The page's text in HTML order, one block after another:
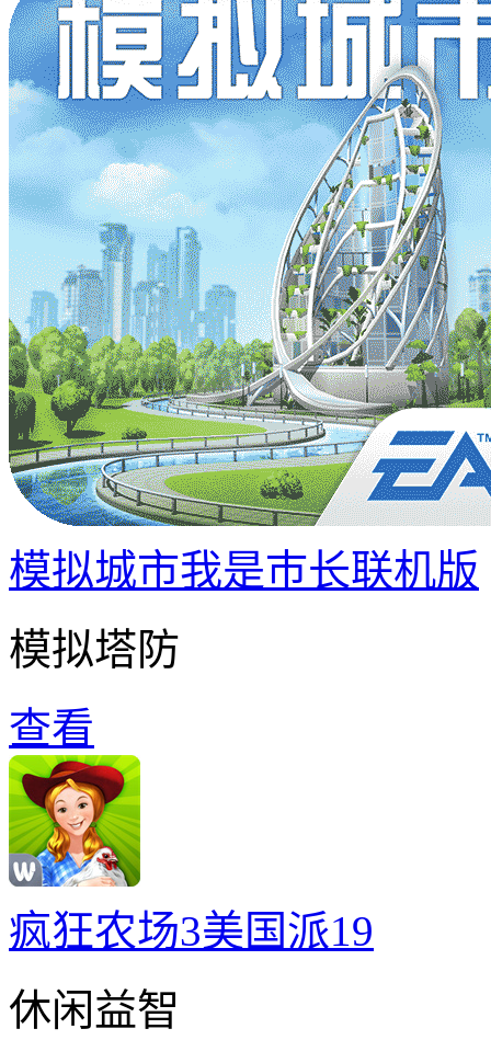
模拟城市我是巿长联机版
模拟塔防
查看
疯狂农场3美国派19
休闲益智